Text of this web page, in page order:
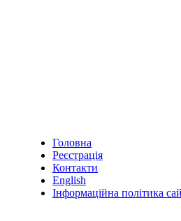
Головна
Реєстрація
Контакти
English
Інформаційна політика